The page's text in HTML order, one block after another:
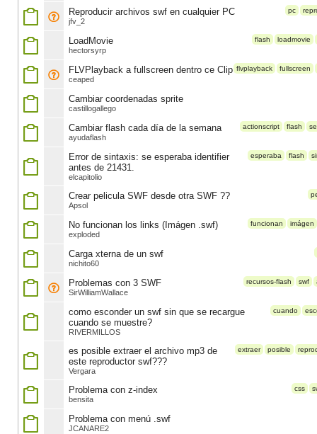
pc
Reproducir archivos swf en cualquier PC
jfv_2
flash loadmovie
LoadMovie
hectorsyrp
flvplayback fullscreen
FLVPlayback a fullscreen dentro ce Clip
ceaped
Cambiar coordenadas sprite
castillogallego
actionscript flash
Cambiar flash cada día de la semana
ayudaflash
esperaba flash
Error de sintaxis: se esperaba identifier
antes de 21431.
elcapitolio
Crear pelicula SWF desde otra SWF ??
Apsol
funcionan imágen
No funcionan los links (Imágen .swf)
exploded
Carga xterna de un swf
nichito60
recursos-flash swf
Problemas con 3 SWF
SirWilliamWallace
cuando
como esconder un swf sin que se recargue
cuando se muestre?
RIVERMILLOS
extraer posible
es posible extraer el archivo mp3 de
este reproductor swf???
Vergara
css
Problema con z-index
bensita
Problema con menú .swf
JCANARE2